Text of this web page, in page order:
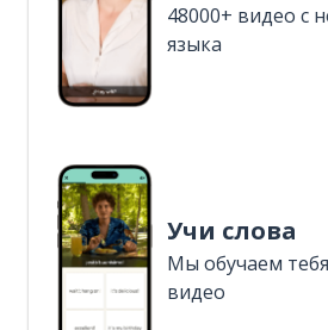
48000+ видео с
языка
Учи слова
Мы обучаем
видео